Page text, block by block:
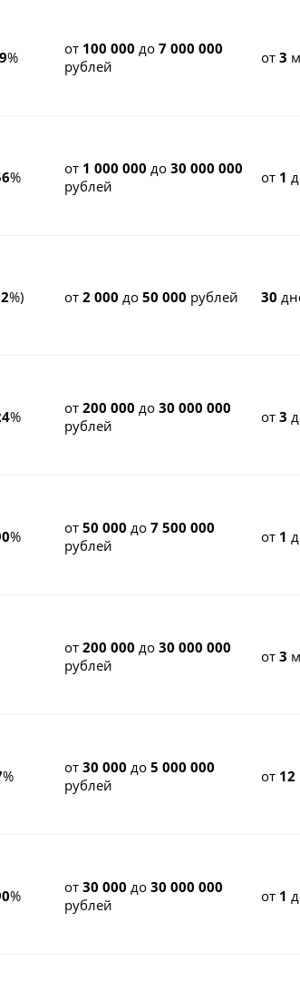
9% от 100 000 до7 000 000
рублей
от3
% от 1 000 000 до30 000 000
рублей
от 1
%) от2 000 до50 000 рублей 30
% от200 000 до30 000 000
рублей
от3
% от50 000 до7 500 000
рублей
от 1
от200 000 до30 000 000
рублей
от3
% от30 000 до5 000 000
рублей
от 12
% от30 000 до30 000 000
рублей
от 1